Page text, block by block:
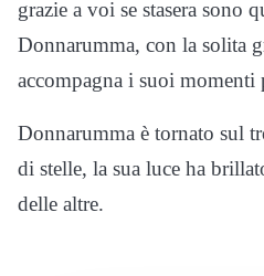
grazie a voi se stasera sono
Donnarumma, con la solita
accompagna i suoi
Donnarumma è tornato sul
di stelle, la sua luce ha
delle altre.